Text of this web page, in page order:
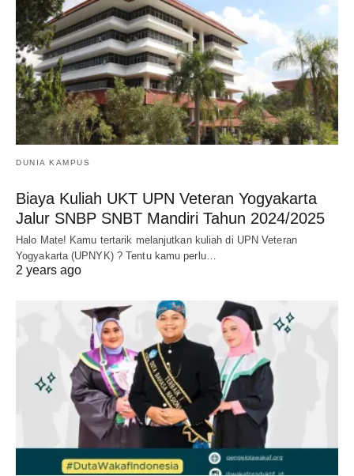
DUNIA KAMPUS
Biaya Kuliah UKT UPN Veteran Yogyakarta
Jalur SNBP SNBT Mandiri Tahun 2024/2025
Halo Mate! Kamu tertarik melanjutkan kuliah di UPN Veteran
Yogyakarta (UPNYK) ? Tentu kamu perlu…
2 years ago